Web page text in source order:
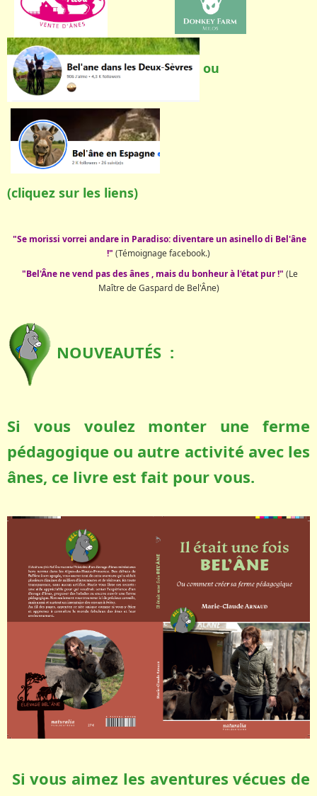
ou
(cliquez sur les liens)
"Se morissi vorrei andare in Paradiso: diventare un asinello di Bel'âne
!" (Témoignage facebook.)
"Bel'Âne ne vend pas des ânes , mais du bonheur à l'état pur !" (Le
Maître de Gaspard de Bel'Âne)
NOUVEAUTÉS :
Si vous voulez monter une ferme
pédagogique ou autre activité avec les
ânes, ce livre est fait pour vous.
Si vous aimez les aventures vécues de